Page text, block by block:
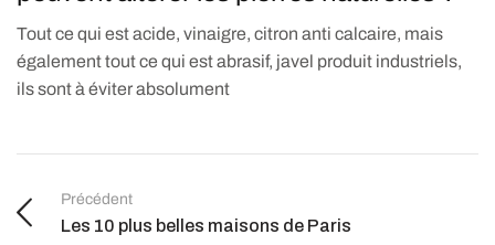
Tout ce qui est acide, vinaigre, citron anti calcaire, mais
également tout ce qui est abrasif, javel produit industriels,
ils sont à éviter absolument
Précédent
Les 10 plus belles maisons de Paris